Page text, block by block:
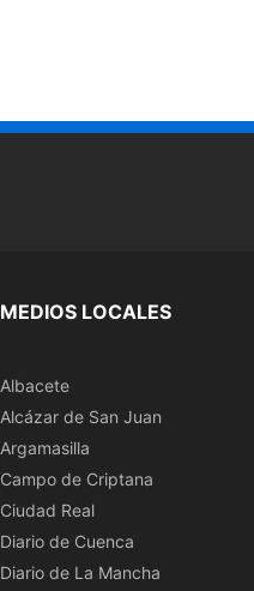
MEDIOS LOCALES
Albacete
Alcázar de San Juan
Argamasilla
Campo de Criptana
Ciudad Real
Diario de Cuenca
Diario de La Mancha